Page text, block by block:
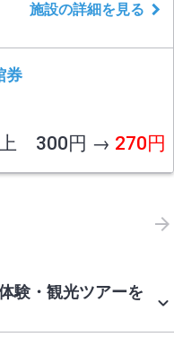
すヤシ研究の権威者・佐竹
の
施設の詳細を見る
券
上 300円 → 270円
験・観光ツアーを